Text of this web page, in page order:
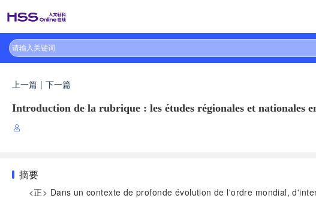
上一篇 | 下一篇
Introduction de la rubrique : les études régionales et nationales
摘要
<正> Dans un contexte de profonde évolution de l'ordre mondial,